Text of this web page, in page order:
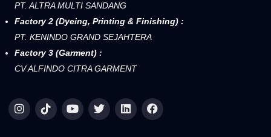
PT. ALTRA MULTI SANDANG
Factory 2 (Dyeing, Printing & Finishing) :
PT. KENINDO GRAND SEJAHTERA
Factory 3 (Garment) :
CV ALFINDO CITRA GARMENT